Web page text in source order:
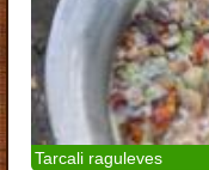
Tarcali raguleves